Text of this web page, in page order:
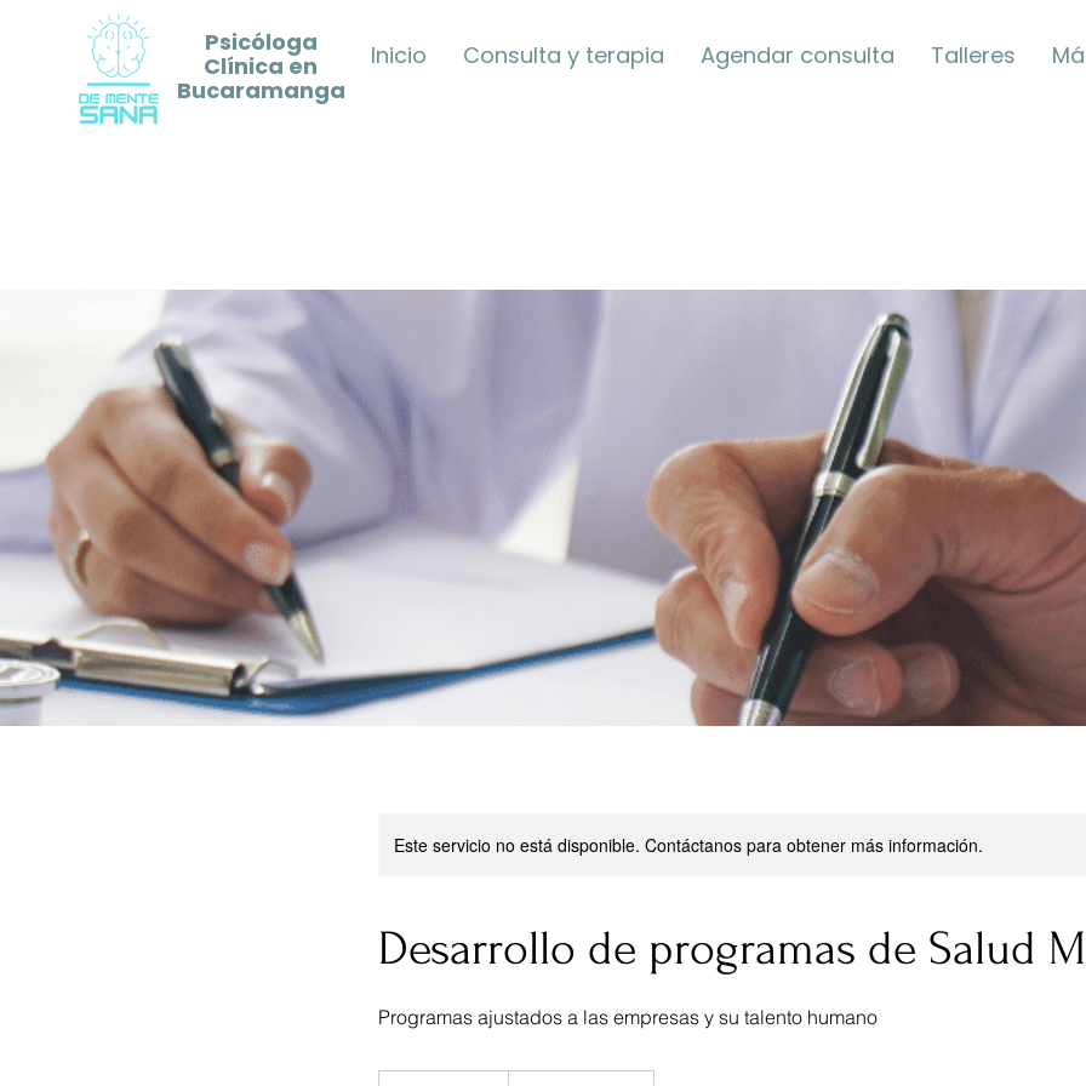
Psicóloga
Clínica en
Bucaramanga
Inicio Consulta y terapia Agendar consulta Talleres
Este servicio no está disponible. Contáctanos para obtener más información.
Desarrollo de programas de Salud
Programas ajustados a las empresas y su talento humano